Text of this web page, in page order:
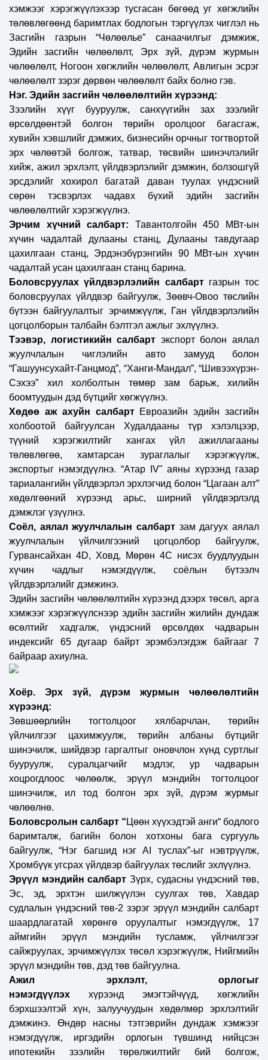
хэмжээг хэрэгжүүлэхээр тусгасан бөгөөд уг хөгжлийн
төлөвлөгөөнд баримтлах бодлогын тэргүүлэх чиглэл нь
Засгийн газрын “Чөлөөлье” санаачилгыг дэмжиж,
Эдийн засгийн чөлөөлөлт, Эрх зүй, дүрэм журмын
чөлөөлөлт, Ногоон хөгжлийн чөлөөлөлт, Авлигын эсрэг
чөлөөлөлт зэрэг дөрвөн чөлөөлөлт байх болно гэв.
Нэг. Эдийн засгийн чөлөөлөлтийн хүрээнд:
Зээлийн хүүг бууруулж, санхүүгийн зах зээлийг
өрсөлдөөнтэй болгон төрийн оролцоог багасгаж,
хувийн хэвшлийг дэмжих, бизнесийн орчныг тогтвортой
эрх чөлөөтэй болгож, татвар, төсвийн шинэчлэлийг
хийж, ажил эрхлэлт, үйлдвэрлэлийг дэмжин, болзошгүй
эрсдэлийг хохирол багатай даван туулах үндэсний
сөрөн тэсвэрлэх чадавх бүхий эдийн засгийн
чөлөөлөлтийг хэрэгжүүлнэ.
Эрчим хүчний салбарт: Тавантолгойн 450 МВт-ын
хүчин чадалтай дулааны станц,Дулааны тавдугаар
цахилгаан станц, Эрдэнэбүрэнгийн 90 МВт-ын хүчин
чадалтай усан цахилгаан станц барина.
Боловсруулах үйлдвэрлэлийн салбартгазрын тос
боловсруулах үйлдвэр байгуулж, Зөөвч-Овоо төслийн
бүтээн байгуулалтыг эрчимжүүлж, Ган үйлдвэрлэлийн
цогцолборын талбайн бэлтгэл ажлыг эхлүүлнэ.
Тээвэр, логистикийн салбарт экспорт болон аялал
жуулчлалын чиглэлийн авто замууд болон
“Гашуунсухайт-Ганцмод”, “Ханги-Мандал”, “Шивээхүрэн-
Сэхээ” хил холболтын төмөр зам барьж, хилийн
боомтуудын дэд бүтцийг хөгжүүлнэ.
Хөдөө аж ахуйн салбартЕвроазийн эдийн засгийн
холбоотой байгуулсан Худалдааны түр хэлэлцээр,
түүний хэрэгжилтийг хангах үйл ажиллагааны
төлөвлөгөө, хамтарсан зураглалыг хэрэгжүүлж,
экспортыг нэмэгдүүлнэ. “Атар IV" аяны хүрээнд газар
тариалангийн үйлдвэрлэл эрхлэгчид болон “Цагаан алт”
хөдөлгөөний хүрээнд арьс, ширний үйлдвэрлэлд
дэмжлэг үзүүлнэ.
Соёл, аялал жуулчлалын салбарт зам дагуух аялал
жуулчлалын үйлчилгээний цогцолбор байгуулж,
Гурвансайхан 4D, Ховд, Мөрөн 4С нисэх буудлуудын
хүчин чадлыг нэмэгдүүлж, соёлын бүтээлч
үйлдвэрлэлийг дэмжинэ.
Эдийн засгийн чөлөөлөлтийн хүрээнд дээрх төсөл, арга
хэмжээг хэрэгжүүлснээр эдийн засгийн жилийн дундаж
өсөлтийг хадгалж, үндэсний өрсөлдөх чадварын
индексийг 65 дугаар байрт эрэмбэлэгдэж байгааг 7
байраар ахиулна.
Хоёр. Эрх зүй, дүрэм журмын чөлөөлөлтийн
хүрээнд:
Зөвшөөрлийн тогтолцоог хялбарчлан, төрийн
үйлчилгээг цахимжуулж, төрийн албаны бүтцийг
шинэчилж, шийдвэр гаргалтыг оновчлон хүнд суртлыг
бууруулж, суралцагчийг мэдлэг, ур чадварын
хоцрогдлоос чөлөөлж, эрүүл мэндийн тогтолцоог
шинэчилж, ил тод болгон эрх зүй, дүрэм журмыг
чөлөөлнө.
Боловсролын салбарт “ Цөөн хүүхэдтэй анги“ бодлого
баримталж, багийн болон хотхоны бага сургууль
байгуулж, “Нэг багшид нэг AI туслах”-ыг нэвтрүүлж,
Хромбүүк угсрах үйлдвэр байгуулах төслийг эхлүүлнэ.
Эрүүл мэндийн салбарт Зүрх, судасны үндэсний төв,
Эс, эд, эрхтэн шилжүүлэн суулгах төв, Хавдар
судлалын үндэсний төв-2 зэрэг эрүүл мэндийн салбарт
шаардлагатай хөрөнгө оруулалтыг нэмэгдүүлж, 17
аймгийн эрүүл мэндийн тусламж, үйлчилгээг
сайжруулах, эрчимжүүлэх төсөл хэрэгжүүлж, Нийгмийн
эрүүл мэндийн төв, дэд төв байгуулна.
Ажил эрхлэлт, орлогыг
нэмэгдүүлэх хүрээнд
эмэгтэйчүүд, хөгжлийн
бэрхшээлтэй хүн, залуучуудын хөдөлмөр эрхлэлтийг
дэмжинэ. Өндөр насны тэтгэврийн дундаж хэмжээг
нэмэгдүүлж, иргэдийн орлогын түвшинд нийцсэн
ипотекийн зээлийн төрөлжилтийг бий болгож,